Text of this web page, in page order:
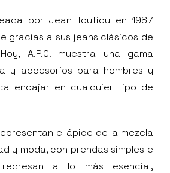
por Jean Toutiou en 1987
gracias a sus jeans clásicos de
A.P.C. muestra una gama
y accesorios para hombres y
encajar en cualquier tipo de
el ápice de la mezcla
y moda, con prendas simples e
a lo más esencial,